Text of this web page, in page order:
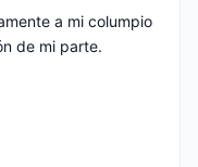
a mi columpio
de mi parte.